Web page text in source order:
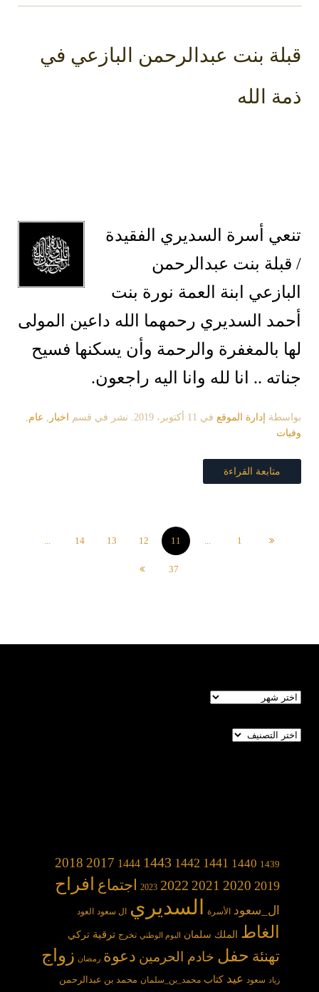
قبلة بنت عبدالرحمن البازعي في
ذمة الله
تنعي أسرة السديري الفقيدة
/ قبلة بنت عبدالرحمن
البازعي ابنة العمة نورة بنت
أحمد السديري رحمهما الله داعين المولى
لها بالمغفرة والرحمة وأن يسكنها فسيح
جناته .. انا لله وانا اليه راجعون.
بواسطة إدارة الموقع في 11 أكتوبر، 2019 . نشر في قسم اخبار عام
وفيات
متابعة القراءة
1
11
12
13
14
37
الأرشيف
تصنيفات
1439
1440
1441
1442
1443
1444
2017
2018
2019
2020
2021
2022
2023 اجتماع افراح
ال_سعود الأسرة السديري ال سعود العود
الغاط الملك سلمان اليوم الوطني تخرج ترقية تركي
تهنئة حفل خادم الحرمين دعوة رمضان زواج
زياد سعود عيد كتاب محمد_بن_سلمان محمد بن عبدالرحمن